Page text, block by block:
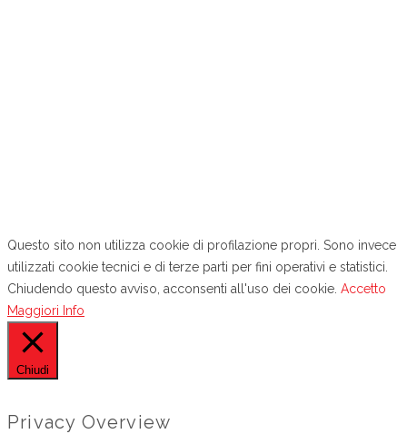
Questo sito non utilizza cookie di profilazione propri. Sono invece
utilizzati cookie tecnici e di terze parti per fini operativi e statistici.
Chiudendo questo avviso, acconsenti all'uso dei cookie. Accetto
Maggiori Info
Chiudi
Privacy Overview